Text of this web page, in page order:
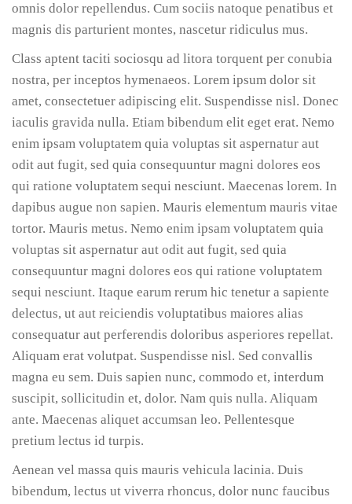
omnis dolor repellendus. Cum sociis natoque penatibus et
magnis dis parturient montes, nascetur ridiculus mus.
Class aptent taciti sociosqu ad litora torquent per conubia
nostra, per inceptos hymenaeos. Lorem ipsum dolor sit
amet, consectetuer adipiscing elit. Suspendisse nisl. Donec
iaculis gravida nulla. Etiam bibendum elit eget erat. Nemo
enim ipsam voluptatem quia voluptas sit aspernatur aut
odit aut fugit, sed quia consequuntur magni dolores eos
qui ratione voluptatem sequi nesciunt. Maecenas lorem. In
dapibus augue non sapien. Mauris elementum mauris vitae
tortor. Mauris metus. Nemo enim ipsam voluptatem quia
voluptas sit aspernatur aut odit aut fugit, sed quia
consequuntur magni dolores eos qui ratione voluptatem
sequi nesciunt. Itaque earum rerum hic tenetur a sapiente
delectus, ut aut reiciendis voluptatibus maiores alias
consequatur aut perferendis doloribus asperiores repellat.
Aliquam erat volutpat. Suspendisse nisl. Sed convallis
magna eu sem. Duis sapien nunc, commodo et, interdum
suscipit, sollicitudin et, dolor. Nam quis nulla. Aliquam
ante. Maecenas aliquet accumsan leo. Pellentesque
pretium lectus id turpis.
Aenean vel massa quis mauris vehicula lacinia. Duis
bibendum, lectus ut viverra rhoncus, dolor nunc faucibus